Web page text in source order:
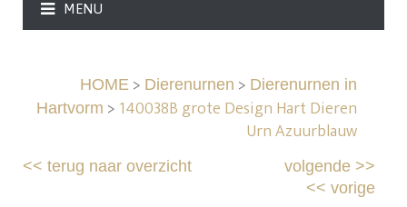
MENU
HOME> Dierenurnen > Dierenurnen in
Hartvorm > 140038B grote Design Hart Dieren
Urn Azuurblauw
<<terug naar overzicht volgende>>
<< vorige